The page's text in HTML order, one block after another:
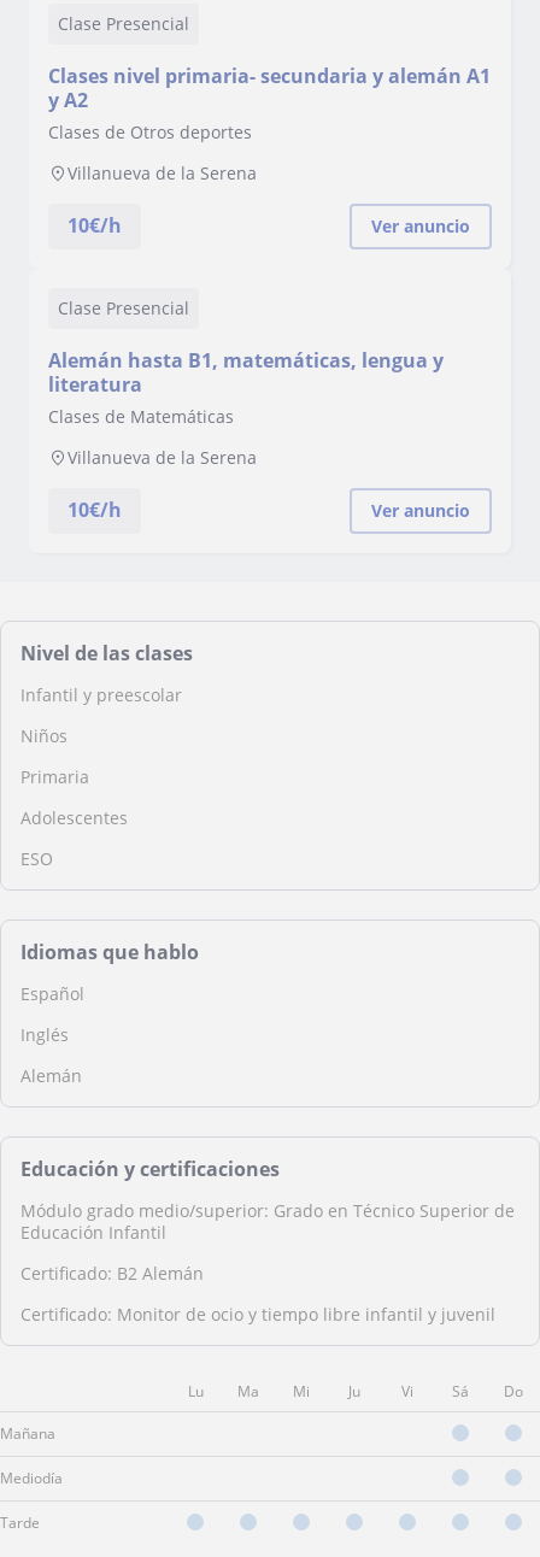
Clase Presencial
Clases nivel primaria- secundaria y alemán A1
y A2
Clases de Otros deportes
Villanueva de la Serena
10€/h Ver anuncio
Clase Presencial
Alemán hasta B1, matemáticas, lengua y
literatura
Clases de Matemáticas
Villanueva de la Serena
10€/h Ver anuncio
Nivel de las clases
Infantil y preescolar
Niños
Primaria
Adolescentes
ESO
Idiomas que hablo
Español
Inglés
Alemán
Educación y certificaciones
Módulo grado medio/superior: Grado en Técnico Superior de
Educación Infantil
Certificado: B2 Alemán
Certificado: Monitor de ocio y tiempo libre infantil y juvenil
Lu Ma Mi Ju Vi Sá Do
Mañana
Mediodía
Tarde